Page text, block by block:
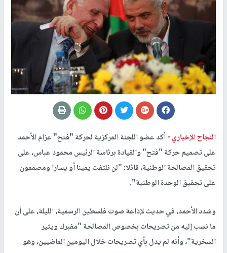
النجاح الإخباري -أكد عضو اللجنة المركزية لحركة "فتح" عزام الأحمد
على تصميم حركة "فتح" والقيادة برئاسة الرئيس محمود عباس، على
تحقيق المصالحة الوطنية، قائلا: "لن نلتفت يمينا أو يسارا ومصممون
على تحقيق الوحدة الوطنية".
وشدد الأحمد، في حديث لإذاعة صوت فلسطين الرسمية، الليلة، على أن
ما نسب إليه من تصريحات بخصوص المصالحة "مفبرك ويثير
السخرية"، وأنه لم يدل بأي تصريحات خلال اليومين الماضيين، وهو